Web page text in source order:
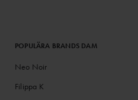
POPULÄRA BRANDS DAM
Neo Noir
Filippa K